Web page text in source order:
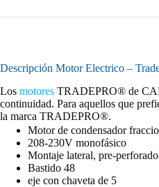
Descripción Motor Electrico –
Los motores TRADEPRO® de
continuidad. Para aquellos que
la marca TRADEPRO®.
Motor de condensador
208-230V monofásico
Montaje lateral, pre-
Bastido 48
eje con chaveta de 5